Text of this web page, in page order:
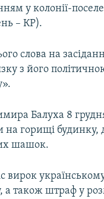
у колонії-
– КР).
слова на
з його
Балуха 8
горищі
шашок.
вирок
а також штраф у